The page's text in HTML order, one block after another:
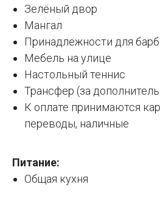
Зелёный двор
Мангал
Принадлежности для
Мебель на улице
Настольный теннис
Трансфер (за
К оплате принимаются
переводы, наличные
Питание:
Общая кухня